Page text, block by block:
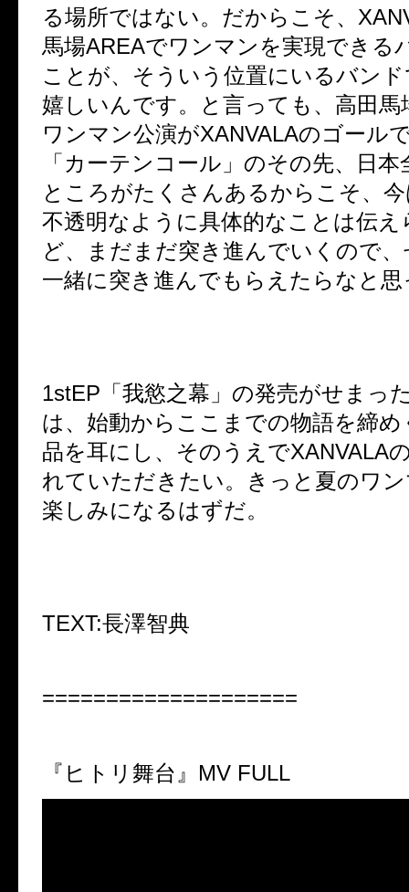
る場所ではない。だからこそ、
馬場AREAでワンマンを実現できる
ことが、そういう位置にいるバン
嬉しいんです。と言っても、高田馬
ワンマン公演がXANVALAのゴール
「カーテンコール」のその先、日
ところがたくさんあるからこそ、
不透明なように具体的なことは伝
ど、まだまだ突き進んでいくので
一緒に突き進んでもらえたらなと
1stEP 「我慾之幕」の発売がせまっ
は、始動からここまでの物語を締
品を耳にし、そのうえでXANVALA
れていただきたい。きっと夏のワ
楽しみになるはずだ。
TEXT:長澤智典
====================
『ヒトリ舞台』 MV FULL